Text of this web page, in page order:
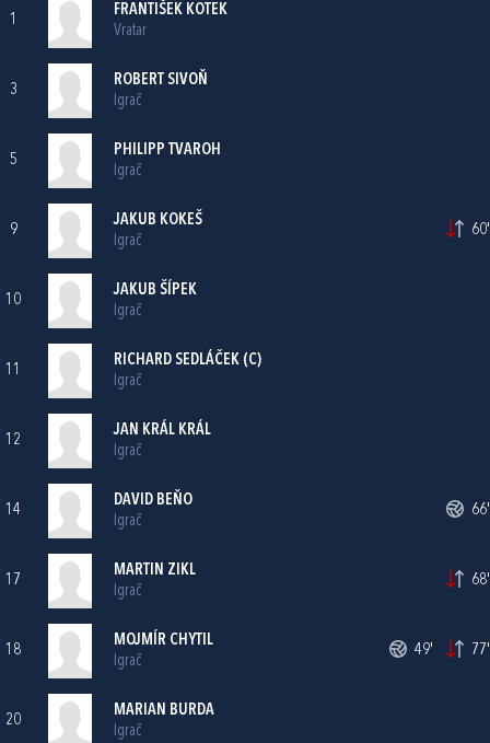
1
FRANTIŠEK KOTEK
Vratar
3
ROBERT SIVOŇ
Igrač
5
PHILIPP TVAROH
Igrač
9
JAKUB KOKEŠ
Igrač
60'
10
JAKUB ŠÍPEK
Igrač
11
RICHARD SEDLÁČEK (C)
Igrač
12
JAN KRÁL KRÁL
Igrač
14
DAVID BEŇO
Igrač
66'
17
MARTIN ZIKL
Igrač
68'
18
MOJMÍR CHYTIL
Igrač
49' 77'
20
MARIAN BURDA
Igrač